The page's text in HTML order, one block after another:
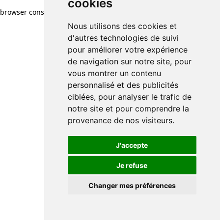
cookies
Nous utilisons des cookies et
d'autres technologies de suivi
pour améliorer votre expérience
de navigation sur notre site, pour
vous montrer un contenu
personnalisé et des publicités
ciblées, pour analyser le trafic de
notre site et pour comprendre la
provenance de nos visiteurs.
J'accepte
Je refuse
Changer mes préférences
browser console for more information)